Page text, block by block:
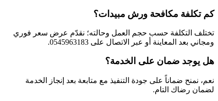
كم تكلفة مكافحة ورش مبيدات؟
تختلف التكلفة حسب حجم العمل وحالته؛ نقدّم عرض سعر فوري
ومجاني بعد المعاينة أو عبر الاتصال على 0545963183.
هل يوجد ضمان على الخدمة؟
نعم، نمنح ضماناً على جودة التنفيذ مع متابعة بعد إنجاز الخدمة
لضمان رضاك التام.